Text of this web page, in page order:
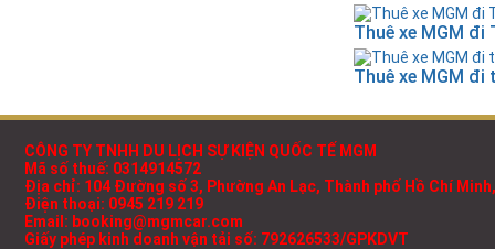
Thuê xe MGM đi
Thuê xe MGM
CÔNG TY TNHH DU LỊCH SỰ KIỆN QUỐC TẾ MGM
Mã số thuế: 0314914572
Địa chỉ: 104 Đường số 3, Phường An Lạc, Thành phố Hồ Chí
Điện thoại: 0945 219 219
Email: booking@mgmcar.com
Giấy phép kinh doanh vận tải số: 792626533/GPKDVT